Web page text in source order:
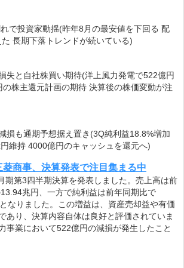
で投資家動揺(昨年8月の最安値を下回る 配
長期下落トレンドが続いている)
失と自社株買い期待(洋上風力発電で522億円
株主還元計画の期待 決算後の株価変動が注
損も通期予想据え置き(3Q純利益18.8%増加
維持 4000億円のキャッシュを還元へ)
菱商事、決算発表で注目集まる中
期第3四半期決算を発表しました。売上高は前
兆円、一方で純利益は前年同期比で
なりました。この増益は、資産売却益や有価
あり、決算内容自体は良好と評価されていま
事業において522億円の減損が発生したこと